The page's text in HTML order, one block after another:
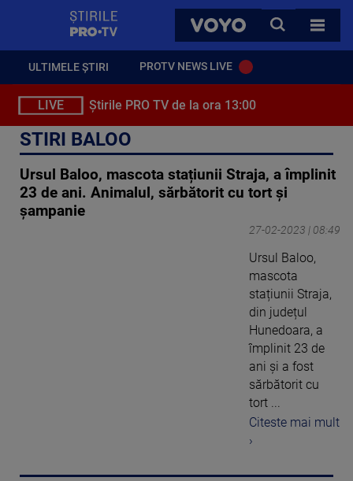
VOYO
CAUTA
TOATE
ULTIMELE ȘTIRI PROTV NEWS LIVE
LIVE Știrile PRO TV de la ora 13:00
STIRI BALOO
Ursul Baloo, mascota stațiunii Straja, a împlinit
23 de ani. Animalul, sărbătorit cu tort și
șampanie
27-02-2023 | 08:49
Ursul Baloo,
mascota
stațiunii Straja,
din județul
Hunedoara, a
împlinit 23 de
ani și a fost
sărbătorit cu
tort ...
Citeste mai mult
›